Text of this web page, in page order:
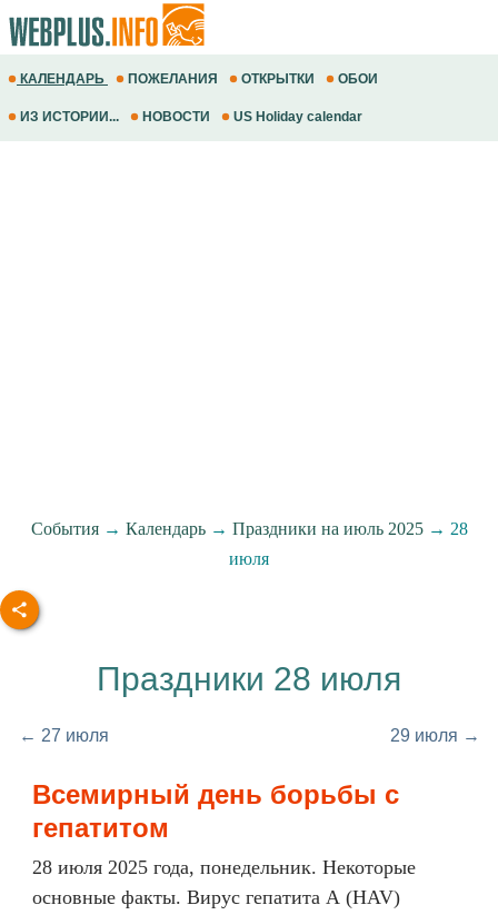
КАЛЕНДАРЬ ПОЖЕЛАНИЯ ОТКРЫТКИ ОБОИ
ИЗ ИСТОРИИ... НОВОСТИ US Holiday calendar
События→ Календарь→ Праздники на июль 2025→ 28
июля
Праздники 28 июля
← 27 июля 29 июля →
Всемирный день борьбы с
гепатитом
28 июля 2025 года, понедельник. Некоторые
основные факты. Вирус гепатита А (HAV)